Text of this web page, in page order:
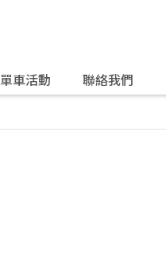
單車活動 聯絡我們